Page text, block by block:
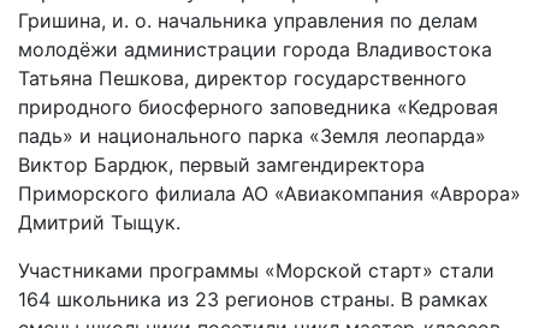
Гришина, и. о. начальника управления по делам
молодёжи администрации города Владивостока
Татьяна Пешкова, директор государственного
природного биосферного заповедника «Кедровая
падь» и национального парка «Земля леопарда»
Виктор Бардюк, первый замгендиректора
Приморского филиала АО «Авиакомпания «Аврора»
Дмитрий Тыщук.
Участниками программы «Морской старт» стали
164 школьника из 23 регионов страны. В рамках